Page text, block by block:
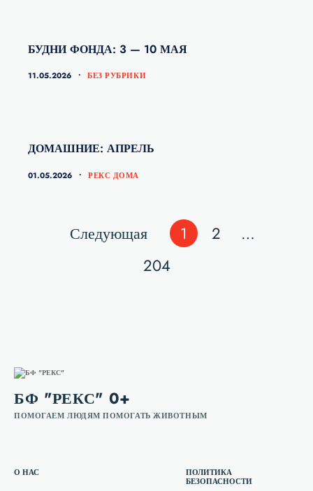
БУДНИ ФОНДА: 3 — 10 МАЯ
11.05.2026 КАТЕГОРИИ
БЕЗ РУБРИКИ
ДОМАШНИЕ: АПРЕЛЬ
01.05.2026 КАТЕГОРИИ
РЕКС ДОМА
Навигация
по
Страница
1 Страница
2
…
Страница
204
СледующаяСтраница
БФ "РЕКС" 0+
ПОМОГАЕМ ЛЮДЯМ ПОМОГАТЬ ЖИВОТНЫМ
О НАС
ПОЛИТИКА
БЕЗОПАСНОСТИ